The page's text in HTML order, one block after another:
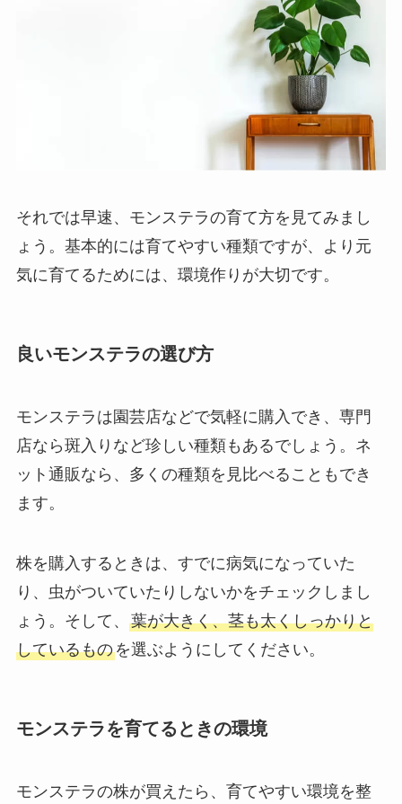
それでは早速、モンステラの育て方を見てみまし
ょう。基本的には育てやすい種類ですが、より元
気に育てるためには、環境作りが大切です。
良いモンステラの選び方
モンステラは園芸店などで気軽に購入でき、専門
店なら斑入りなど珍しい種類もあるでしょう。ネ
ット通販なら、多くの種類を見比べることもでき
ます。
株を購入するときは、すでに病気になっていた
り、虫がついていたりしないかをチェックしまし
ょう。そして、 葉が大きく、茎も太くしっかりと
しているものを選ぶようにしてください。
モンステラを育てるときの環境
モンステラの株が買えたら、育てやすい環境を整